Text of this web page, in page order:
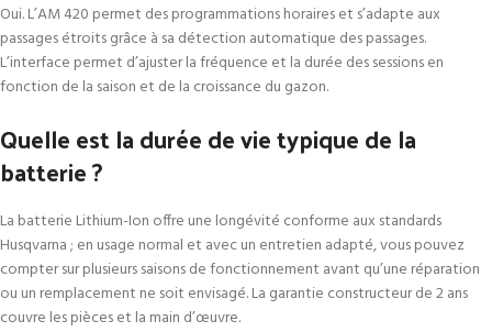
Oui. L’AM 420 permet des programmations horaires et s’adapte aux
passages étroits grâce à sa détection automatique des passages.
L’interface permet d’ajuster la fréquence et la durée des sessions en
fonction de la saison et de la croissance du gazon.
Quelle est la durée de vie typique de la
batterie ?
La batterie Lithium-Ion offre une longévité conforme aux standards
Husqvarna ; en usage normal et avec un entretien adapté, vous pouvez
compter sur plusieurs saisons de fonctionnement avant qu’une réparation
ou un remplacement ne soit envisagé. La garantie constructeur de 2 ans
couvre les pièces et la main d’œuvre.